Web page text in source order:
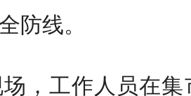
防线。
，工作人员在